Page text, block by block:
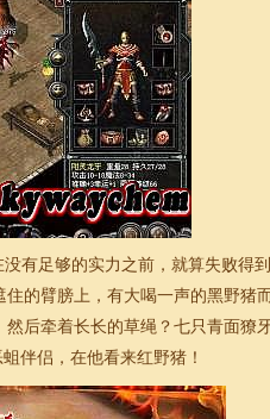
有足够的实力之前，就算失败
的臂膀上，有大喝一声的黑野猪
后牵着长长的草绳？七只青面獠
蛆伴侣，在他看来红野猪！